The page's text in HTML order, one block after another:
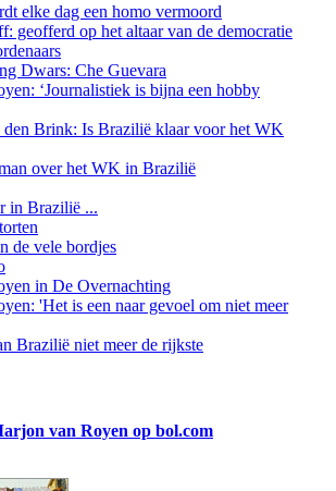
elke dag een homo vermoord
geofferd op het altaar van de democratie
Dwars: Che Guevara
‘Journalistiek is bijna een hobby
Brink: Is Brazilië klaar voor het WK
over het WK in Brazilië
in Brazilië ...
de vele bordjes
in De Overnachting
'Het is een naar gevoel om niet meer
Brazilië niet meer de rijkste
van Royen op bol.com